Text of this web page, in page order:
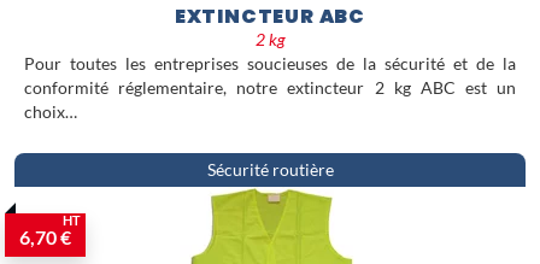
EXTINCTEUR ABC
2 kg
Pour toutes les entreprises soucieuses de la sécurité et de la
conformité réglementaire, notre extincteur 2 kg ABC est un
choix…
Sécurité routière
6,70 €
HT